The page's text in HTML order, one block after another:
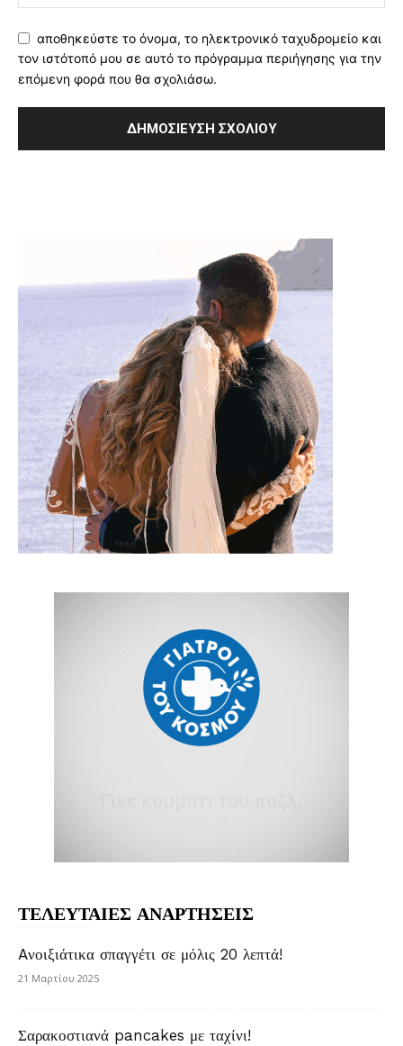
αποθηκεύστε το όνομα, το ηλεκτρονικό ταχυδρομείο και
τον ιστότοπό μου σε αυτό το πρόγραμμα περιήγησης για την
επόμενη φορά που θα σχολιάσω.
ΤΕΛΕΥΤΑΙΕΣ ΑΝΑΡΤΗΣΕΙΣ
Aνοιξιάτικα σπαγγέτι σε μόλις 20 λεπτά!
21 Μαρτίου 2025
Σαρακοστιανά pancakes με ταχίνι!